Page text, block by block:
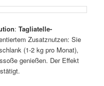
:Tagliatelle-
Zusatznutzen: Sie
(1-2 kg pro Monat),
genießen. Der Effekt